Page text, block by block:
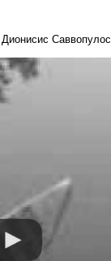
Дионисис Саввопулос